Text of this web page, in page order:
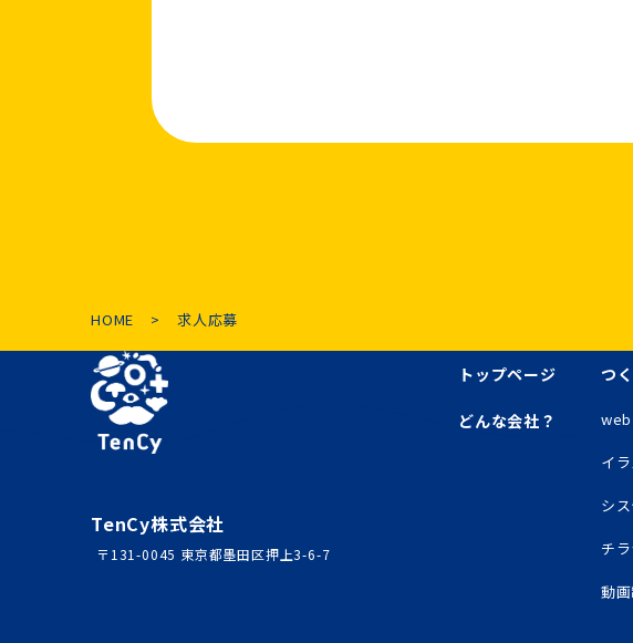
お客さまがご本人の個人情報
ることを確認の上、対応させて
当社は、保有する個人情報に
HOME 求人応募
トップページ
どんな会社？
つ
web
イ
シ
チ
動
TenCy株式会社
〒131-0045 東京都墨田区押上3-6-7